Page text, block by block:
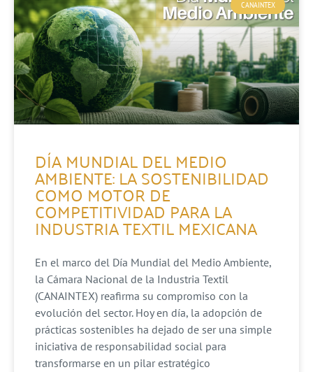
CANAINTEX
DÍA MUNDIAL DEL MEDIO
AMBIENTE: LA SOSTENIBILIDAD
COMO MOTOR DE
COMPETITIVIDAD PARA LA
INDUSTRIA TEXTIL MEXICANA
En el marco del Día Mundial del Medio Ambiente,
la Cámara Nacional de la Industria Textil
(CANAINTEX) reafirma su compromiso con la
evolución del sector. Hoy en día, la adopción de
prácticas sostenibles ha dejado de ser una simple
iniciativa de responsabilidad social para
transformarse en un pilar estratégico